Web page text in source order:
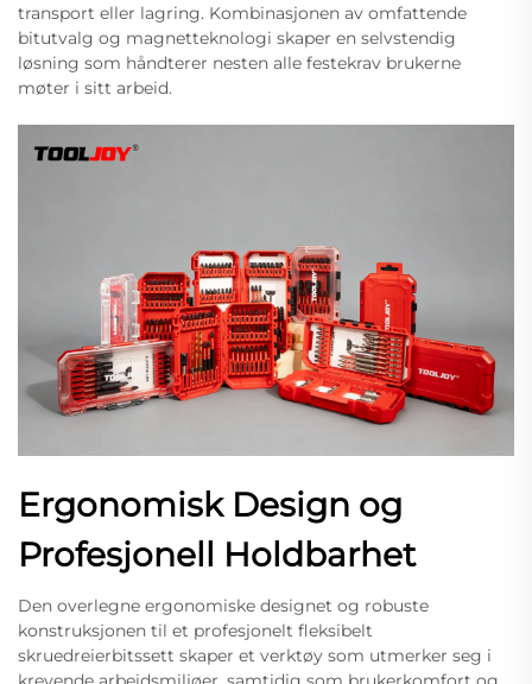
transport eller lagring. Kombinasjonen av omfattende
bitutvalg og magnetteknologi skaper en selvstendig
løsning som håndterer nesten alle festekrav brukerne
møter i sitt arbeid.
Ergonomisk Design og
Profesjonell Holdbarhet
Den overlegne ergonomiske designet og robuste
konstruksjonen til et profesjonelt fleksibelt
skruedreierbitssett skaper et verktøy som utmerker seg i